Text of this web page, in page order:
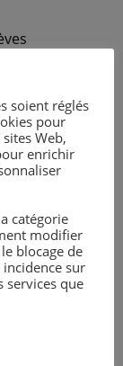
ont
:
7
soient réglés
pour
Web,
enrichir
catégorie
modifier
blocage de
sur
services que